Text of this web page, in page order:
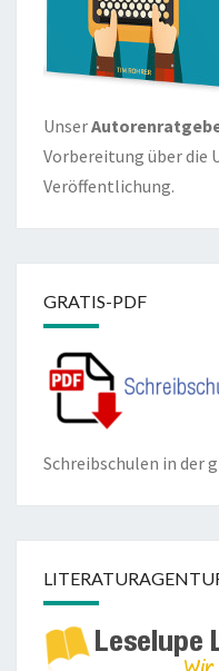
Unser
Vorbereitung über die
Veröffentlichung.
GRATIS-PDF
Schreibschulen in der